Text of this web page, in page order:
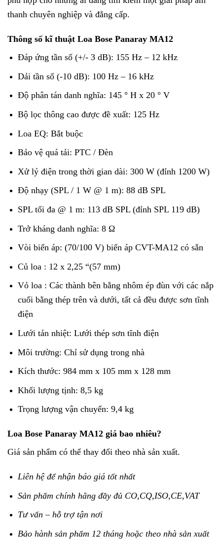
thanh chuyên nghiệp và đẳng cấp.
Thông số kĩ thuật Loa Bose Panaray MA12
Đáp ứng tần số (+/- 3 dB): 155 Hz – 12 kHz
Dải tần số (-10 dB): 100 Hz – 16 kHz
Độ phân tán danh nghĩa: 145 ° H x 20 ° V
Bộ lọc thông cao được đề xuất: 125 Hz
Loa EQ: Bắt buộc
Bảo vệ quá tải: PTC / Đèn
Xử lý điện trong thời gian dài: 300 W (đỉnh 1200 W)
Độ nhạy (SPL / 1 W @ 1 m): 88 dB SPL
SPL tối đa @ 1 m: 113 dB SPL (đỉnh SPL 119 dB)
Trở kháng danh nghĩa: 8 Ω
Vòi biến áp: (70/100 V) biến áp CVT-MA12 có sẵn
Củ loa : 12 x 2,25 “(57 mm)
Vỏ loa : Các thành bên bằng nhôm ép đùn với các nắp
cuối bằng thép trên và dưới, tất cả đều được sơn tĩnh
điện
Lưới tản nhiệt: Lưới thép sơn tĩnh điện
Môi trường: Chỉ sử dụng trong nhà
Kích thước: 984 mm x 105 mm x 128 mm
Khối lượng tịnh: 8,5 kg
Trọng lượng vận chuyển: 9,4 kg
Loa Bose Panaray MA12 giá bao nhiêu?
Giá sản phẩm có thể thay đổi theo nhà sản xuất.
Liên hệ để nhận báo giá tốt nhất
Sản phẩm chính hãng đầy đủ CO,CQ,ISO,CE,VAT
Tư vấn – hỗ trợ tận nơi
Bảo hành sản phẩm 12 tháng hoặc theo nhà sản xuất